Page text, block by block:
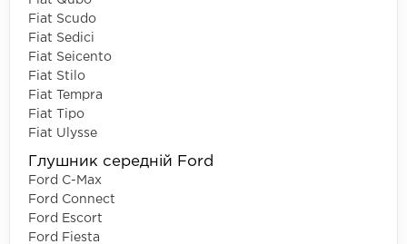
Fiat Scudo
Fiat Sedici
Fiat Seicento
Fiat Stilo
Fiat Tempra
Fiat Tipo
Fiat Ulysse
Глушник середній Ford
Ford C-Max
Ford Connect
Ford Escort
Ford Fiesta